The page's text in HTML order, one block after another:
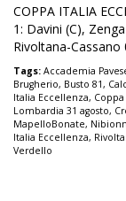
COPPA ITALIA
1: Davini (C),
Rivoltana-
Tags: Accademia
Brugherio, Busto 81,
Italia Eccellenza,
Lombardia 31 agosto,
MapelloBonate,
Italia Eccellenza,
Verdello